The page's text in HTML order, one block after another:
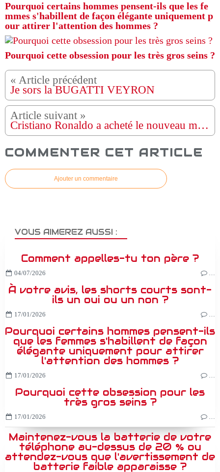
Pourquoi certains hommes pensent-ils que les fe
mmes s'habillent de façon élégante uniquement p
our attirer l'attention des hommes ?
Pourquoi cette obsession pour les très gros seins ?
Je sors la BUGATTI VEYRON
Cristiano Ronaldo a acheté le nouveau modèle Bugatti La Voiture Noire la voiture la plus chère du monde
COMMENTER CET ARTICLE
Ajouter un commentaire
VOUS AIMEREZ AUSSI :
Comment appelles-tu ton père ?
04/07/2026
À votre avis, les shorts courts sont-
ils un oui ou un non ?
17/01/2026
Pourquoi certains hommes pensent-ils
que les femmes s'habillent de façon
élégante uniquement pour attirer
l'attention des hommes ?
17/01/2026
Pourquoi cette obsession pour les
très gros seins ?
17/01/2026
Maintenez-vous la batterie de votre
téléphone au-dessus de 20 % ou
attendez-vous que l'avertissement de
batterie faible apparaisse ?